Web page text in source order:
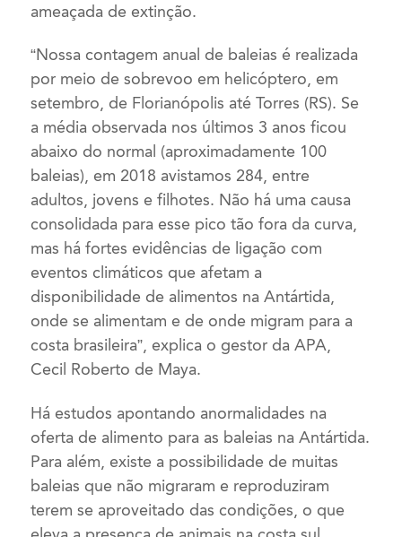
ameaçada de extinção.
“Nossa contagem anual de baleias é realizada
por meio de sobrevoo em helicóptero, em
setembro, de Florianópolis até Torres (RS). Se
a média observada nos últimos 3 anos ficou
abaixo do normal (aproximadamente 100
baleias), em 2018 avistamos 284, entre
adultos, jovens e filhotes. Não há uma causa
consolidada para esse pico tão fora da curva,
mas há fortes evidências de ligação com
eventos climáticos que afetam a
disponibilidade de alimentos na Antártida,
onde se alimentam e de onde migram para a
costa brasileira”, explica o gestor da APA,
Cecil Roberto de Maya.
Há estudos apontando anormalidades na
oferta de alimento para as baleias na Antártida.
Para além, existe a possibilidade de muitas
baleias que não migraram e reproduziram
terem se aproveitado das condições, o que